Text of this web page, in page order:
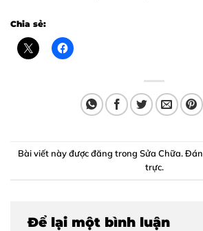
Chia sẻ:
Bài viết này được đăng trong Sửa Chữa.
trực.
Để lại một bình luận